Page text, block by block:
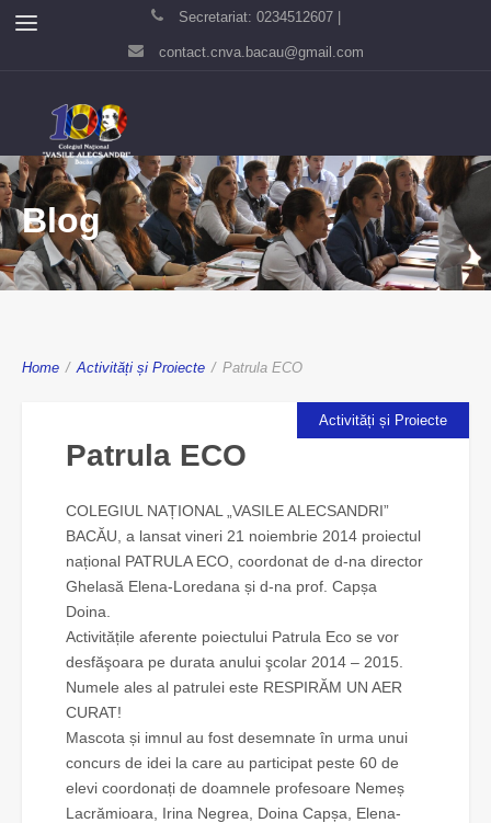
Secretariat: 0234512607 |
contact.cnva.bacau@gmail.com
Blog
Home / Activități și Proiecte / Patrula ECO
Activități și Proiecte
Patrula ECO
COLEGIUL NAȚIONAL „VASILE ALECSANDRI”
BACĂU, a lansat vineri 21 noiembrie 2014 proiectul
național PATRULA ECO, coordonat de d-na director
Ghelasă Elena-Loredana și d-na prof. Capșa
Doina.
Activitățile aferente poiectului Patrula Eco se vor
desfăşoara pe durata anului şcolar 2014 – 2015.
Numele ales al patrulei este RESPIRĂM UN AER
CURAT!
Mascota și imnul au fost desemnate în urma unui
concurs de idei la care au participat peste 60 de
elevi coordonați de doamnele profesoare Nemeș
Lacrămioara, Irina Negrea, Doina Capșa, Elena-